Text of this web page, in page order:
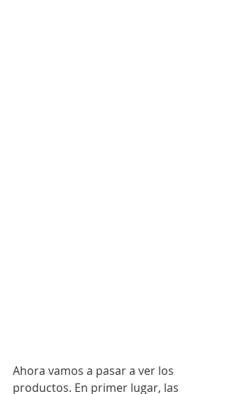
Ahora vamos a pasar a ver los
productos. En primer lugar, las